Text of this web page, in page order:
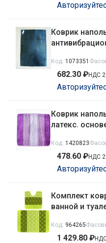
Коврик
Код: 1073351
682.30 ₽НДС
Коврик
латекс. основе
Код: 1420823
478.60 ₽НДС
Комплект
ванной и
11мм,
Код: 964265
1 429.80 ₽